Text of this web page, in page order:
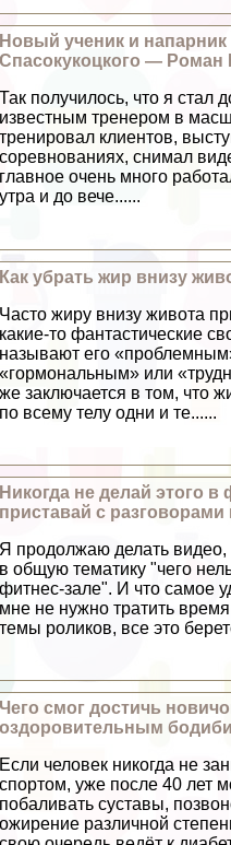
Новый ученик и
Спасокукоцкого — Роман
Так получилось, что я стал
известным тренером в
тренировал клиентов,
соревнованиях, снимал
главное очень много
утра и до вече......
Как убрать жир внизу
Часто жиру внизу живота
какие-то фантастические
называют его
«гормональным» или
же заключается в том, что
по всему телу одни и те......
Никогда не делай этого
приставай с разговорами
Я продолжаю делать видео,
в общую тематику "чего
фитнес-зале". И что самое
мне не нужно тратить
темы роликов, все это
Чего смог достичь
оздоровительным
Если человек никогда не
спортом, уже после 40 лет
побаливать суставы,
ожирение различной